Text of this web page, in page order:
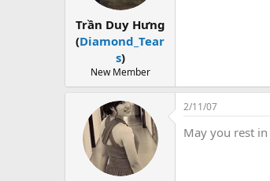
Trần Duy Hưng
(Diamond_Tear
s)
New Member
2/11/07
May you rest